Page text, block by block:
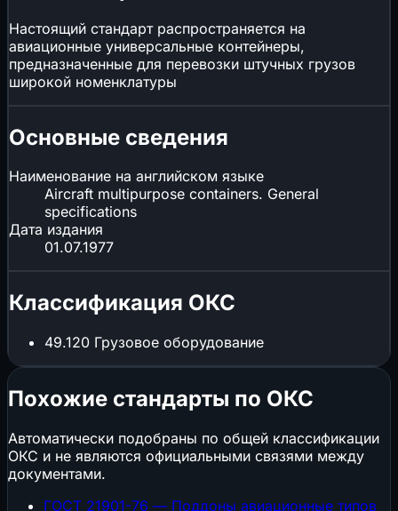
Настоящий стандарт распространяется на
авиационные универсальные контейнеры,
предназначенные для перевозки штучных грузов
широкой номенклатуры
Основные сведения
Наименование на английском языке
Aircraft multipurpose containers. General
specifications
Дата издания
01.07.1977
Классификация ОКС
49.120 Грузовое оборудование
Похожие стандарты по ОКС
Автоматически подобраны по общей классификации
ОКС и не являются официальными связями между
документами.
ГОСТ 21901-76 — Поддоны авиационные типов